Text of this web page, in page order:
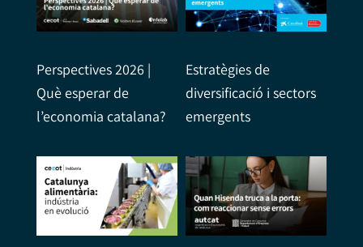
Perspectives 2026 |
Què esperar de
l’economia catalana?
Estratègies de
diversificació i sectors
emergents